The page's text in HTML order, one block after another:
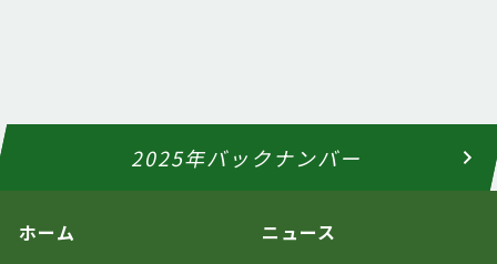
2025年バックナンバー
ホーム ニュース